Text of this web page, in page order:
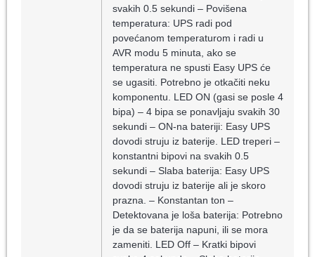
svakih 0.5 sekundi – Povišena
temperatura: UPS radi pod
povećanom temperaturom i radi u
AVR modu 5 minuta, ako se
temperatura ne spusti Easy UPS će
se ugasiti. Potrebno je otkačiti neku
komponentu. LED ON (gasi se posle 4
bipa) – 4 bipa se ponavljaju svakih 30
sekundi – ON-na bateriji: Easy UPS
dovodi struju iz baterije. LED treperi –
konstantni bipovi na svakih 0.5
sekundi – Slaba baterija: Easy UPS
dovodi struju iz baterije ali je skoro
prazna. – Konstantan ton –
Detektovana je loša baterija: Potrebno
je da se baterija napuni, ili se mora
zameniti. LED Off – Kratki bipovi